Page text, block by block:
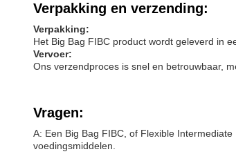
Verpakking en verzending:
Verpakking:
Het Big Bag FIBC product wordt geleverd in
Vervoer:
Ons verzendproces is snel en betrouwbaar,
Vragen:
A: Een Big Bag FIBC, of Flexible
voedingsmiddelen.